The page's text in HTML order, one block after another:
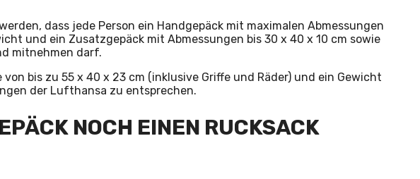
dass jede Person ein Handgepäck mit maximalen Abmessungen
und ein Zusatzgepäck mit Abmessungen bis 30 x 40 x 10 cm sowie
mitnehmen darf.
bis zu 55 x 40 x 23 cm (inklusive Griffe und Räder) und ein Gewicht
der Lufthansa zu entsprechen.
NOCH EINEN RUCKSACK